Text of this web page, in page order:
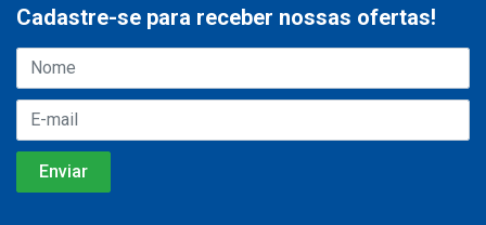
Cadastre-se para receber nossas ofertas!